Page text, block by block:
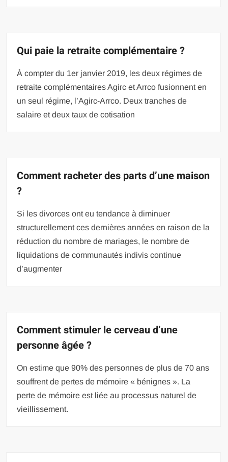
Qui paie la retraite complémentaire ?
À compter du 1er janvier 2019, les deux régimes de
retraite complémentaires Agirc et Arrco fusionnent en
un seul régime, l’Agirc-Arrco. Deux tranches de
salaire et deux taux de cotisation
Comment racheter des parts d’une maison
?
Si les divorces ont eu tendance à diminuer
structurellement ces dernières années en raison de la
réduction du nombre de mariages, le nombre de
liquidations de communautés indivis continue
d’augmenter
Comment stimuler le cerveau d’une
personne âgée ?
On estime que 90% des personnes de plus de 70 ans
souffrent de pertes de mémoire « bénignes ». La
perte de mémoire est liée au processus naturel de
vieillissement.